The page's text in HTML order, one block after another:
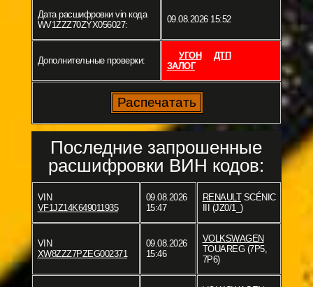
Дата расшифровки vin кода
WV1ZZZ70ZYX056027:
09.08.2026 15:52
Дополнительные проверки: УГОН
ДТП
ЗАЛОГ
Последние запрошенные
расшифровки ВИН кодов:
VIN
VF1JZ14K649011935
09.08.2026
15:47
RENAULTSCÉNIC
III (JZ0/1_)
VIN
XW8ZZZ7PZEG002371
09.08.2026
15:46
VOLKSWAGEN
TOUAREG (7P5,
7P6)